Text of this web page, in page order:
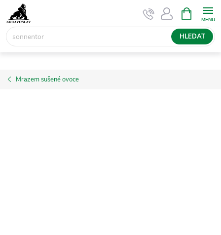
na
obsah
HLEDAT
NÁKUPNÍ
KOŠÍK
Mrazem sušené ovoce